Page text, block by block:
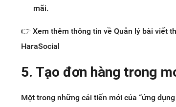
mãi.
👉 Xem thêm thông tin về Quản lý bài viết
HaraSocial
5. Tạo đơn hàng trong
Một trong những cải tiến mới của “ứng